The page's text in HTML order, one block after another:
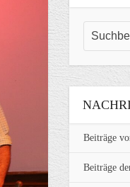
Beiträge
Beiträge